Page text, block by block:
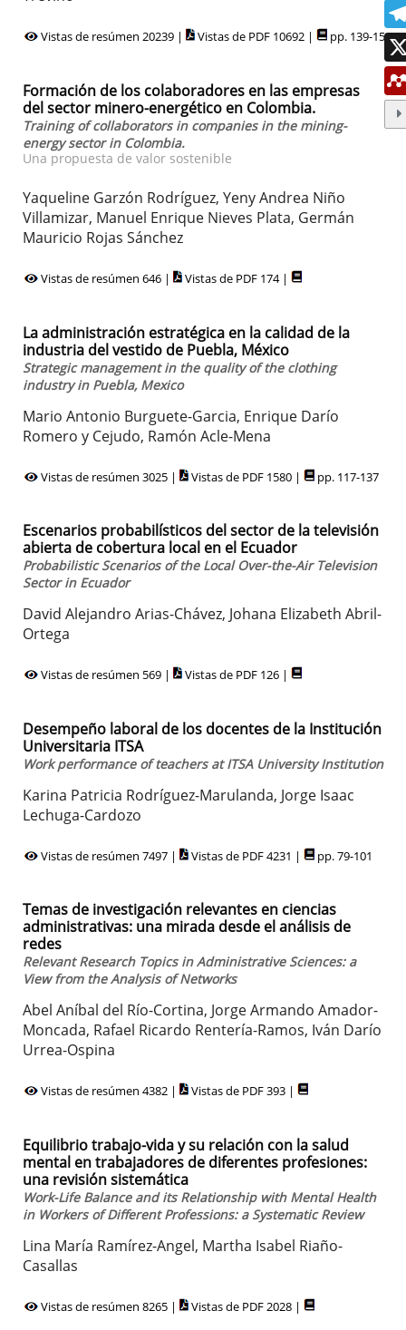
Vistas de resúmen 20239 | Vistas de PDF 10692 | pp. 139-154
Formación de los colaboradores en las empresas
del sector minero-energético en Colombia.
Training of collaborators in companies in the mining-
energy sector in Colombia.
Una propuesta de valor sostenible
Yaqueline Garzón Rodríguez, Yeny Andrea Niño
Villamizar, Manuel Enrique Nieves Plata, Germán
Mauricio Rojas Sánchez
Vistas de resúmen 646 | Vistas de PDF 174 |
La administración estratégica en la calidad de la
industria del vestido de Puebla, México
Strategic management in the quality of the clothing
industry in Puebla, Mexico
Mario Antonio Burguete-Garcia, Enrique Darío
Romero y Cejudo, Ramón Acle-Mena
Vistas de resúmen 3025 | Vistas de PDF 1580 | pp. 117-137
Escenarios probabilísticos del sector de la televisión
abierta de cobertura local en el Ecuador
Probabilistic Scenarios of the Local Over-the-Air Television
Sector in Ecuador
David Alejandro Arias-Chávez, Johana Elizabeth Abril-
Ortega
Vistas de resúmen 569 | Vistas de PDF 126 |
Desempeño laboral de los docentes de la Institución
Universitaria ITSA
Work performance of teachers at ITSA University Institution
Karina Patricia Rodríguez-Marulanda, Jorge Isaac
Lechuga-Cardozo
Vistas de resúmen 7497 | Vistas de PDF 4231 | pp. 79-101
Temas de investigación relevantes en ciencias
administrativas: una mirada desde el análisis de
redes
Relevant Research Topics in Administrative Sciences: a
View from the Analysis of Networks
Abel Aníbal del Río-Cortina, Jorge Armando Amador-
Moncada, Rafael Ricardo Rentería-Ramos, Iván Darío
Urrea-Ospina
Vistas de resúmen 4382 | Vistas de PDF 393 |
Equilibrio trabajo-vida y su relación con la salud
mental en trabajadores de diferentes profesiones:
una revisión sistemática
Work-Life Balance and its Relationship with Mental Health
in Workers of Different Professions: a Systematic Review
Lina María Ramírez-Angel, Martha Isabel Riaño-
Casallas
Vistas de resúmen 8265 | Vistas de PDF 2028 |